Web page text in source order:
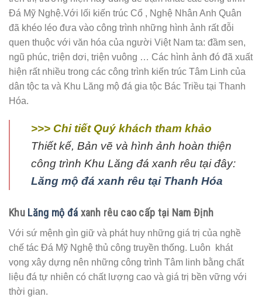
Đá Mỹ Nghệ.Với lối kiến trúc Cổ , Nghệ Nhân Anh Quân
đã khéo léo đưa vào công trình những hình ảnh rất đỗi
quen thuộc với văn hóa của người Việt Nam ta: đầm sen,
ngũ phúc, triện dơi, triện vuông … Các hình ảnh đó đã xuất
hiện rất nhiều trong các công trình kiến trúc Tâm Linh của
dân tộc ta và Khu Lăng mộ đá gia tộc Bác Triều tại Thanh
Hóa.
>>> Chi tiết Quý khách tham khảo
Thiết kế, Bản vẽ và hình ảnh hoàn thiện
công trình Khu Lăng đá xanh rêu tại đây:
Lăng mộ đá xanh rêu tại Thanh Hóa
Khu Lăng mộ đá xanh rêu cao cấp tại Nam Định
Với sứ mệnh gìn giữ và phát huy những giá trị của nghề
chế tác Đá Mỹ Nghệ thủ công truyền thống. Luôn khát
vọng xây dựng nên những công trình Tâm linh bằng chất
liệu đá tự nhiên có chất lượng cao và giá trị bền vững với
thời gian.